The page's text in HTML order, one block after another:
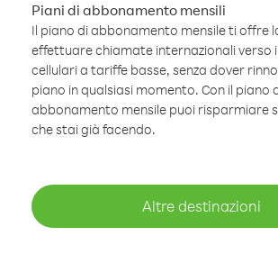
Piani di abbonamento mensili
Il piano di abbonamento mensile ti offre
effettuare chiamate internazionali verso
cellulari a tariffe basse, senza dover
piano in qualsiasi momento. Con il piano
abbonamento mensile puoi risparmiare
che stai già facendo.
Altre destinazioni